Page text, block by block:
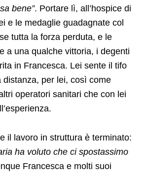
bene”. Portare lì, all’hospice di
e le medaglie guadagnate col
tutta la forza perduta, e le
a una qualche vittoria, i degenti
in Francesca. Lei sente il tifo
distanza, per lei, così come
operatori sanitari che con lei
il lavoro in struttura è terminato:
ha voluto che ci spostassimo
Francesca e molti suoi